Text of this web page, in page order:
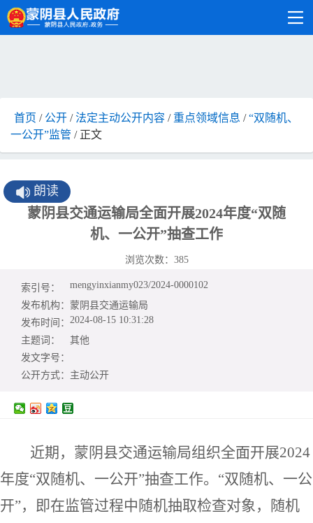
首页 / 公开 /法定主动公开内容 / 重点领域信息 /“双随机、
一公开”监管 / 正文
朗读
蒙阴县交通运输局全面开展2024年度“双随
机、一公开”抽查工作
浏览次数： 385
索引号：
mengyinxianmy023/2024-0000102
发布机构： 蒙阴县交通运输局
发布时间： 2024-08-15 10:31:28
主题词：
其他
发文字号：
公开方式： 主动公开
近期，蒙阴县交通运输局组织全面开展2024
年度“双随机、一公开”抽查工作。“双随机、一公
开”，即在监管过程中随机抽取检查对象，随机